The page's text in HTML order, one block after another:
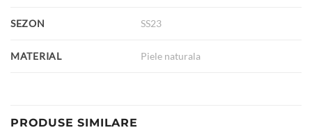
SEZON SS23
MATERIAL Piele naturala
PRODUSE SIMILARE